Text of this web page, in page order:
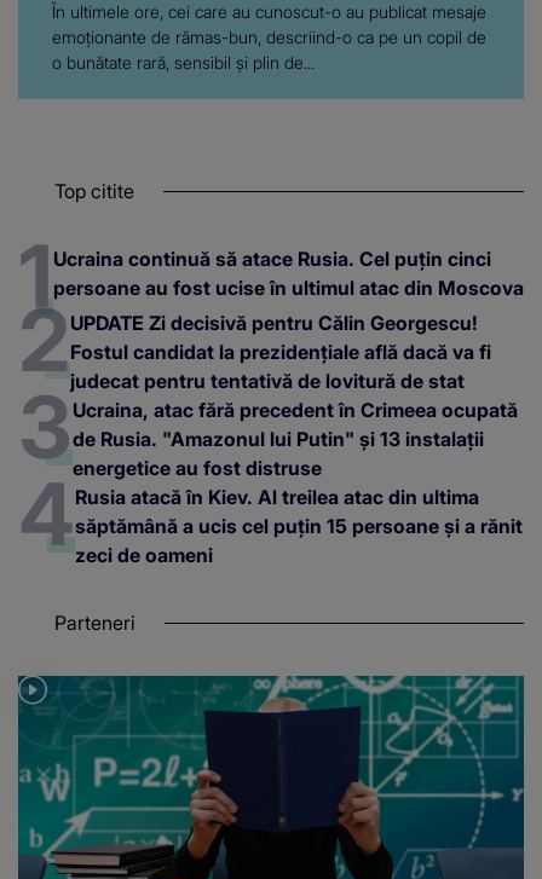
În ultimele ore, cei care au cunoscut-o au publicat mesaje
emoționante de rămas-bun, descriind-o ca pe un copil de
o bunătate rară, sensibil și plin de...
Top citite
Ucraina continuă să atace Rusia. Cel puțin cinci
persoane au fost ucise în ultimul atac din Moscova
UPDATE Zi decisivă pentru Călin Georgescu!
Fostul candidat la prezidențiale află dacă va fi
judecat pentru tentativă de lovitură de stat
Ucraina, atac fără precedent în Crimeea ocupată
de Rusia. "Amazonul lui Putin" și 13 instalații
energetice au fost distruse
Rusia atacă în Kiev. Al treilea atac din ultima
săptămână a ucis cel puțin 15 persoane și a rănit
zeci de oameni
Parteneri